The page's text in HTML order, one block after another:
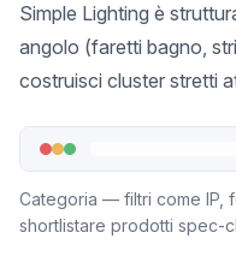
Simple Lighting è
angolo (faretti bagno,
costruisci cluster stretti
Categoria — filtri come IP,
shortlistare prodotti spec-